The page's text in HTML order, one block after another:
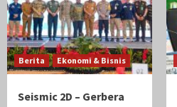
Berita Ekonomi & Bisnis
Seismic 2D – Gerbera